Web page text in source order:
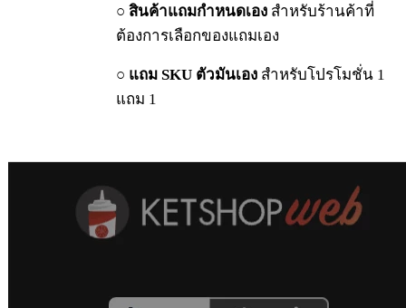
○ สินค้าแถมกำหนดเอง สำหรับร้านค้าที่
ต้องการเลือกของแถมเอง
○ แถม SKU ตัวมันเอง สำหรับโปรโมชั่น 1
แถม 1